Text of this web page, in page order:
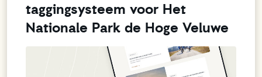
taggingsysteem voor Het
Nationale Park de Hoge Veluwe